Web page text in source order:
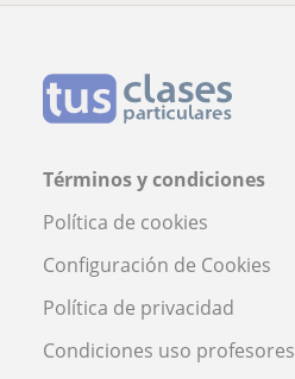
Términos y condiciones
Política de cookies
Configuración de Cookies
Política de privacidad
Condiciones uso profesores